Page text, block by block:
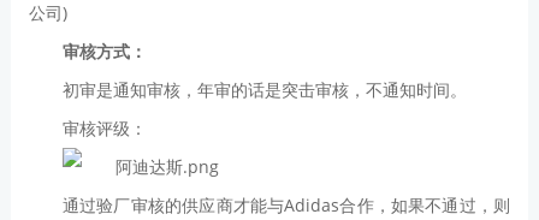
公司)
审核方式：
初审是通知审核，年审的话是突击审核，不通知时间。
审核评级：
通过验厂审核的供应商才能与Adidas合作，如果不通过，则